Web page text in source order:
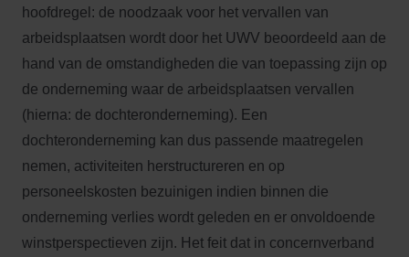
hoofdregel: de noodzaak voor het vervallen van
arbeidsplaatsen wordt door het UWV beoordeeld aan de
hand van de omstandigheden die van toepassing zijn op
de onderneming waar de arbeidsplaatsen vervallen
(hierna: de dochteronderneming). Een
dochteronderneming kan dus passende maatregelen
nemen, activiteiten herstructureren en op
personeelskosten bezuinigen indien binnen die
onderneming verlies wordt geleden en er onvoldoende
winstperspectieven zijn. Het feit dat in concernverband